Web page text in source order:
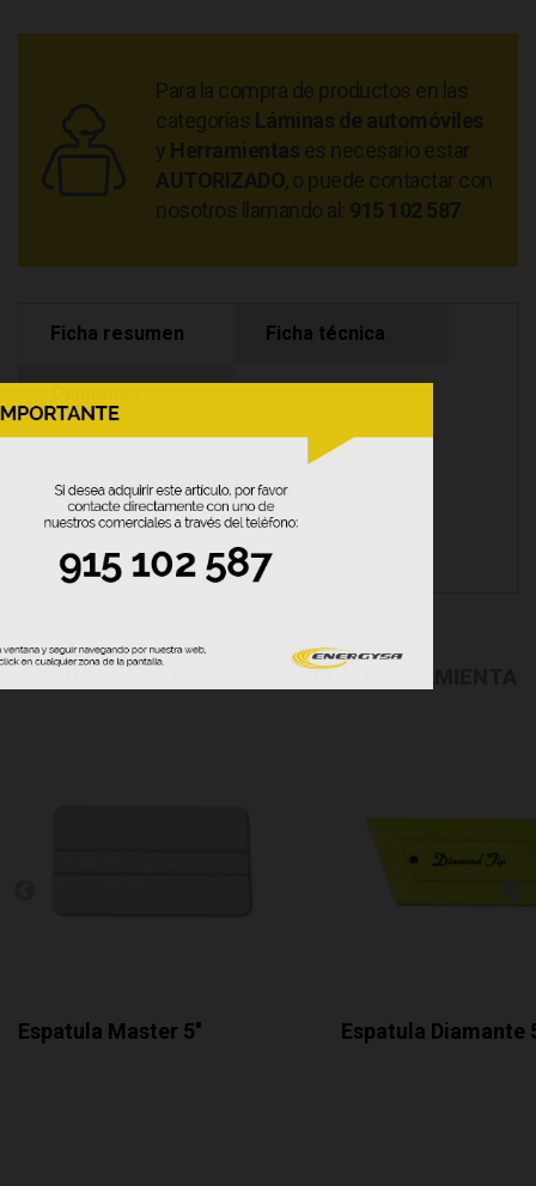
Para la compra de productos en las
categorías Láminas de automóviles
y Herramientas es necesario estar
AUTORIZADO, o puede contactar con
nosotros llamando al: 915 102 587
Ficha resumen Ficha técnica
Espatula de fieltro MACtac
PRODUCTOS RELACIONADOS CON HERRAMIENTAS
Espatula Master 5'' Espatula Diamante